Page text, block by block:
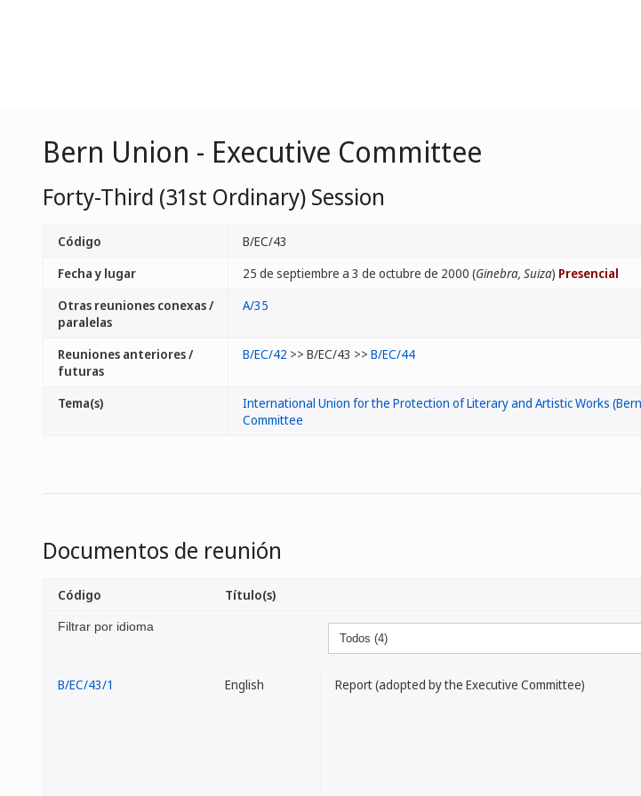
Bern Union - Executive Committee
Forty-Third (31st Ordinary) Session
Código
B/EC/43
Fecha y lugar
25 de septiembre a 3 de octubre de 2000 (Ginebra, Suiza) Presencial
Otras reuniones conexas /
paralelas
A/35
Reuniones anteriores /
futuras
B/EC/42 >> B/EC/43 >> B/EC/44
Tema(s)
International Union for the Protection of Literary and Artistic Works
Committee
Documentos de reunión
Filtrar por idioma
Código Título(s)
B/EC/43/1 English Report (adopted by the Executive Committee)